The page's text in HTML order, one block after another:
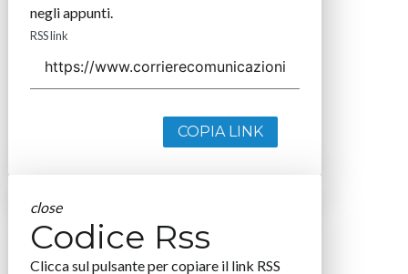
negli appunti.
RSS link
COPIA LINK
close
Codice Rss
Clicca sul pulsante per copiare il link RSS